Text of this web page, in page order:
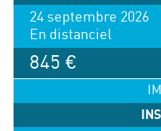
24 septembre 2026
En distanciel
845 €